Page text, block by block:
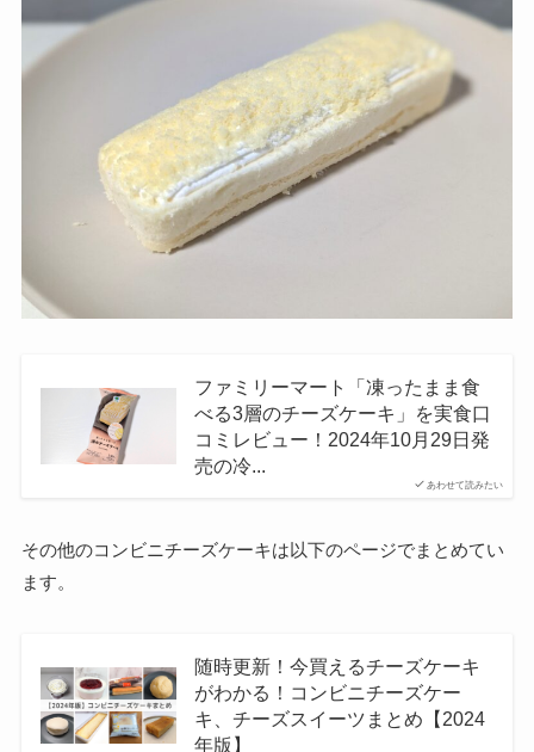
あわせて読みたい
ファミリーマート「凍ったまま食
べる3層のチーズケーキ」を実食口
コミレビュー！2024年10月29日発
売の冷...
その他のコンビニチーズケーキは以下のページでまとめてい
ます。
随時更新！今買えるチーズケーキ
がわかる！コンビニチーズケー
キ、チーズスイーツまとめ【2024
年版】